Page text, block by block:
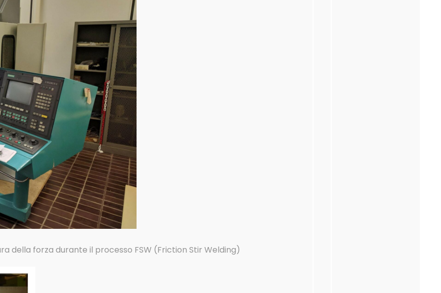
della forza durante il processo FSW (Friction Stir Welding)